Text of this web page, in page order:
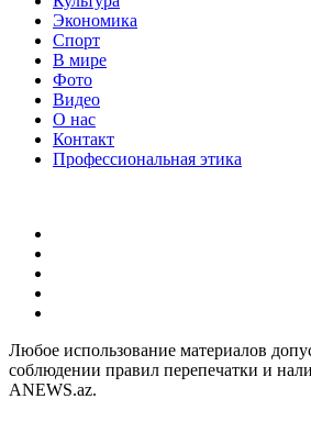
Экономика
Спорт
В мире
Фото
Видео
О нас
Контакт
Профессиональная этика
Любое использование материалов
соблюдении правил перепечатки и
ANEWS.az.